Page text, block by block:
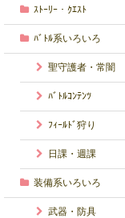
ｽﾄｰﾘｰ・ｸｴｽﾄ
ﾊﾞﾄﾙ系いろいろ
聖守護者・常闇
ﾊﾞﾄﾙｺﾝﾃﾝﾂ
ﾌｨｰﾙﾄﾞ狩り
日課・週課
装備系いろいろ
武器・防具